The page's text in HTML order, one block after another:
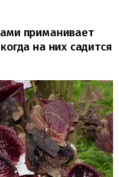
приманивает
на них садится